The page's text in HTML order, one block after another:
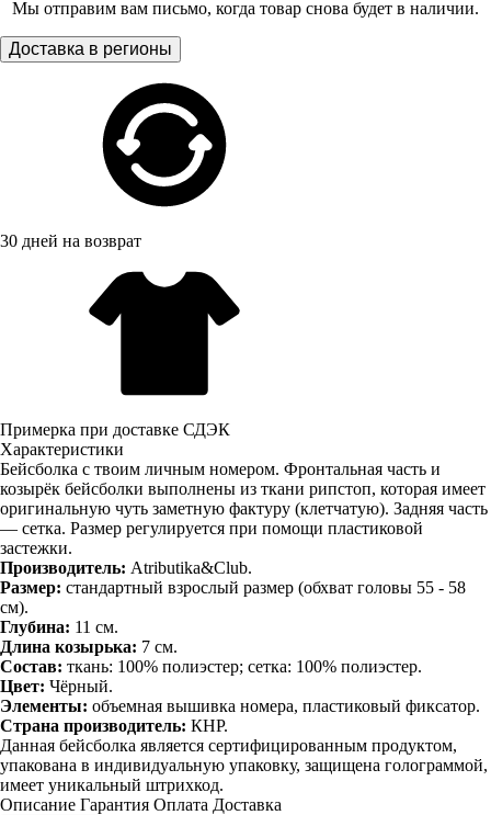
Мы отправим вам письмо, когда товар снова будет в наличии.
Доставка в регионы
30 дней на возврат
Примерка при доставке СДЭК
Характеристики
Бейсболка с твоим личным номером. Фронтальная часть и
козырёк бейсболки выполнены из ткани рипстоп, которая имеет
оригинальную чуть заметную фактуру (клетчатую). Задняя часть
— сетка. Размер регулируется при помощи пластиковой
застежки.
Производитель: Atributika&Club.
Размер: стандартный взрослый размер (обхват головы 55 - 58
см).
Глубина: 11 см.
Длина козырька: 7 см.
Состав: ткань: 100% полиэстер; сетка: 100% полиэстер.
Цвет: Чёрный.
Элементы: объемная вышивка номера, пластиковый фиксатор.
Страна производитель: КНР.
Данная бейсболка является сертифицированным продуктом,
упакована в индивидуальную упаковку, защищена голограммой,
имеет уникальный штрихкод.
Описание Гарантия Оплата Доставка